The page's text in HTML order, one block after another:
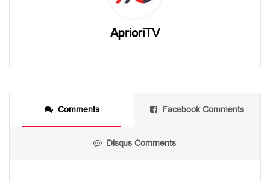
AprioriTV
Comments Facebook Comments
Disqus Comments